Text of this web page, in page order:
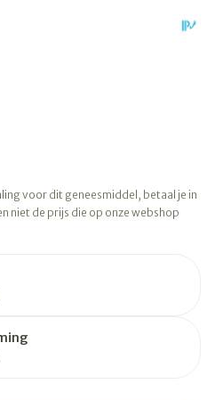
voor dit geneesmiddel, betaal je in
niet de prijs die op onze webshop